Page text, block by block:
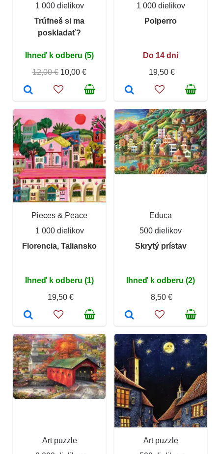
1 000 dielikov
Trúfneš si ma
poskladať?
Ihneď k odberu (5)
12,00 € 10,00 €
1 000 dielikov
Polperro
Do 14 dní
19,50 €
Pieces & Peace
1 000 dielikov
Florencia, Taliansko
Ihneď k odberu (1)
19,50 €
Educa
500 dielikov
Skrytý prístav
Ihneď k odberu (2)
8,50 €
Art puzzle
Art puzzle